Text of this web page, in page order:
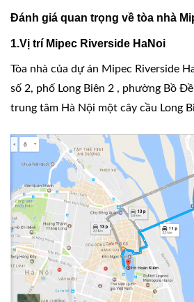
Đánh giá quan trọng về tòa nhà
1.Vị trí Mipec Riverside HaNoi
Tòa nhà của dự án Mipec Riverside
số 2, phố Long Biên 2 , phường Bồ
trung tâm Hà Nội một cây cầu Long